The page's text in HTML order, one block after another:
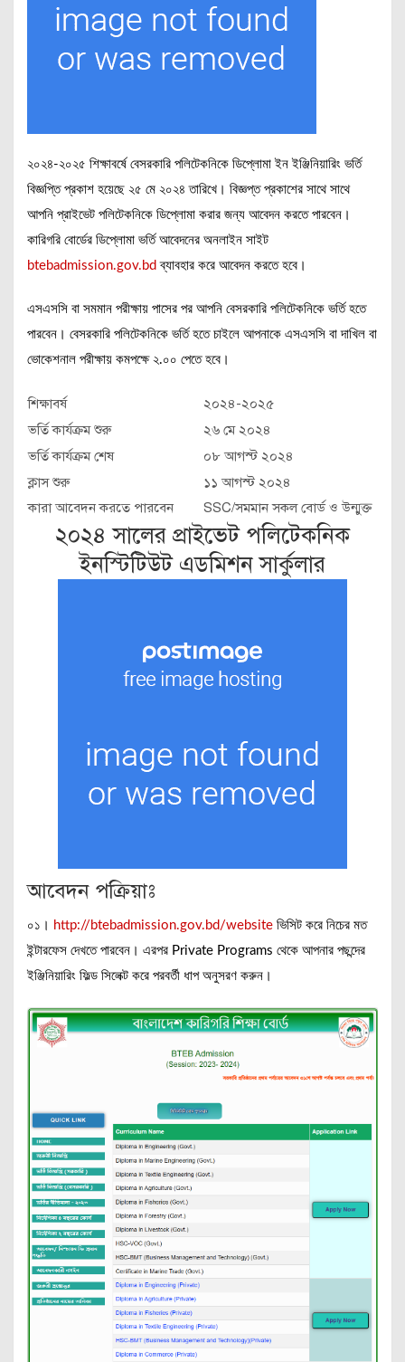
২০২৪-২০২৫ শিক্ষাবর্ষে বেসরকারি পলিটেকনিকে ডিপ্লোমা ইন ইঞ্জিনিয়ারিং ভর্তি
বিজ্ঞপ্তি প্রকাশ হয়েছে ২৫ মে ২০২৪ তারিখে। বিজ্ঞপ্ত প্রকাশের সাথে সাথে
আপনি প্রাইভেট পলিটেকনিকে ডিপ্লোমা করার জন্য আবেদন করতে পারবেন।
কারিগরি বোর্ডের ডিপ্লোমা ভর্তি আবেদনের অনলাইন সাইট
btebadmission.gov.bd ব্যাবহার করে আবেদন করতে হবে।
এসএসসি বা সমমান পরীক্ষায় পাসের পর আপনি বেসরকারি পলিটেকনিকে ভর্তি হতে
পারবেন। বেসরকারি পলিটেকনিকে ভর্তি হতে চাইলে আপনাকে এসএসসি বা দাখিল বা
ভোকেশনাল পরীক্ষায় কমপক্ষে ২.০০ পেতে হবে।
শিক্ষাবর্ষ
২০২৪-২০২৫
ভর্তি কার্যক্রম শুরু
২৬ মে ২০২৪
ভর্তি কার্যক্রম শেষ
০৮ আগস্ট ২০২৪
ক্লাস শুরু
১১ আগস্ট ২০২৪
কারা আবেদন করতে পারবেন
SSC/সমমান সকল বোর্ড ও উন্মুক্ত
২০২৪ সালের প্রাইভেট পলিটেকনিক
ইনস্টিটিউট এডমিশন সার্কুলার
আবেদন পক্রিয়াঃ
০১। http://btebadmission.gov.bd/website ভিসিট করে নিচের মত
ইন্টারফেস দেখতে পারবেন। এরপর Private Programs থেকে আপনার পছন্দের
ইঞ্জিনিয়ারিং ফিল্ড সিলেক্ট করে পরবর্তী ধাপ অনুসরণ করুন।